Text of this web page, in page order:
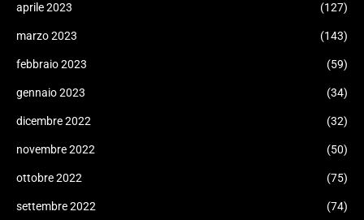
aprile 2023 (127)
marzo 2023 (143)
febbraio 2023 (59)
gennaio 2023 (34)
dicembre 2022 (32)
novembre 2022 (50)
ottobre 2022 (75)
settembre 2022 (74)